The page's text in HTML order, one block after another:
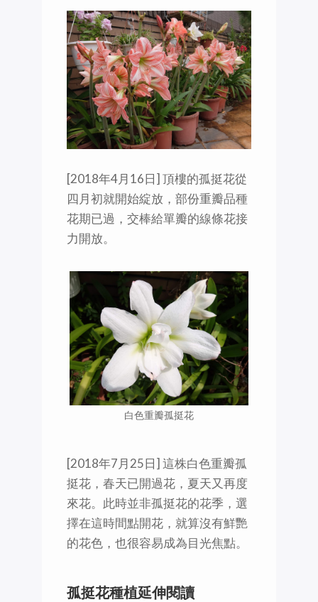
[2018年4月16日] 頂樓的孤挺花從
四月初就開始綻放，部份重瓣品種
花期已過，交棒給單瓣的線條花接
力開放。
白色重瓣孤挺花
[2018年7月25日] 這株白色重瓣孤
挺花，春天已開過花，夏天又再度
來花。此時並非孤挺花的花季，選
擇在這時間點開花，就算沒有鮮艷
的花色，也很容易成為目光焦點。
孤挺花種植延伸閱讀